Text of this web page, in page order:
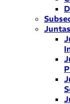
Juntas